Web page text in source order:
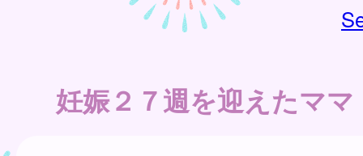
妊娠２７週を迎えたマ